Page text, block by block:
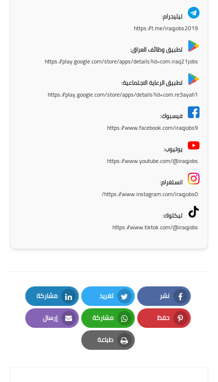
المرحلة المتوسطة
المرحلة الابتدائية
المرحلة المتوسطة
المرحلة الاعدادية
تيليجرام:
https://t.me/iraqjobs2019
تطبيق وظائف العراق:
https://play.google.com/store/apps/details?id=com.iraq21jobs
تطبيق الرعاية الاجتماعية:
https://play.google.com/store/apps/details?id=com.re3ayah1
فيسبوك:
https://www.facebook.com/iraqjobs9
يوتيوب:
https://www.youtube.com/@iraqjobs
انستغرام:
https://www.instagram.com/iraqjobs0/
تيكتوك:
https://www.tiktok.com/@iraqjobs
نشر
Facebook
تغريد
Twitter
مشاركة
LinkedIn
حفظ
Pinterest
مشاركة
Whatsapp
إرسال
Email
طباعة
Print